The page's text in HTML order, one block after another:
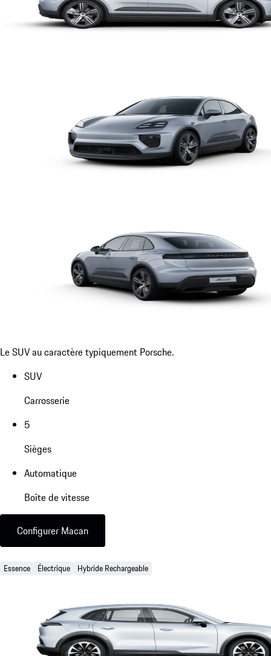
Le SUV au caractère typiquement Porsche.
SUV
Carrosserie
5
Sièges
Automatique
Boîte de vitesse
Configurer Macan
Essence Électrique Hybride Rechargeable